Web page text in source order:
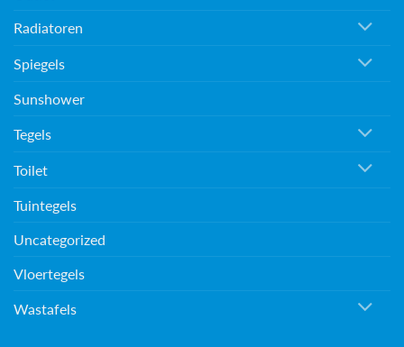
Radiatoren
Spiegels
Sunshower
Tegels
Toilet
Tuintegels
Uncategorized
Vloertegels
Wastafels